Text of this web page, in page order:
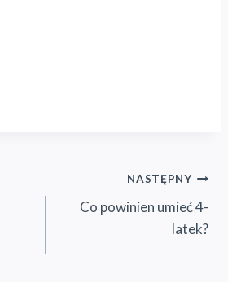
NASTĘPNY
Co powinien umieć 4-
latek?